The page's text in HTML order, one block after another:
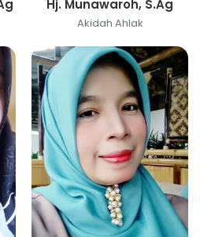
Hj. Munawaroh, S.Ag
Akidah Ahlak